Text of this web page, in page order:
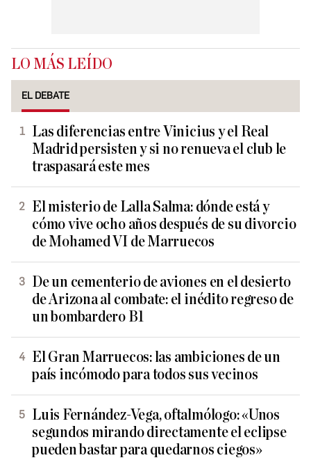
LO MÁS LEÍDO
EL DEBATE
Las diferencias entre Vinicius y el Real
Madrid persisten y si no renueva el club le
traspasará este mes
El misterio de Lalla Salma: dónde está y
cómo vive ocho años después de su divorcio
de Mohamed VI de Marruecos
De un cementerio de aviones en el desierto
de Arizona al combate: el inédito regreso de
un bombardero B1
El Gran Marruecos: las ambiciones de un
país incómodo para todos sus vecinos
Luis Fernández-Vega, oftalmólogo: «Unos
segundos mirando directamente el eclipse
pueden bastar para quedarnos ciegos»